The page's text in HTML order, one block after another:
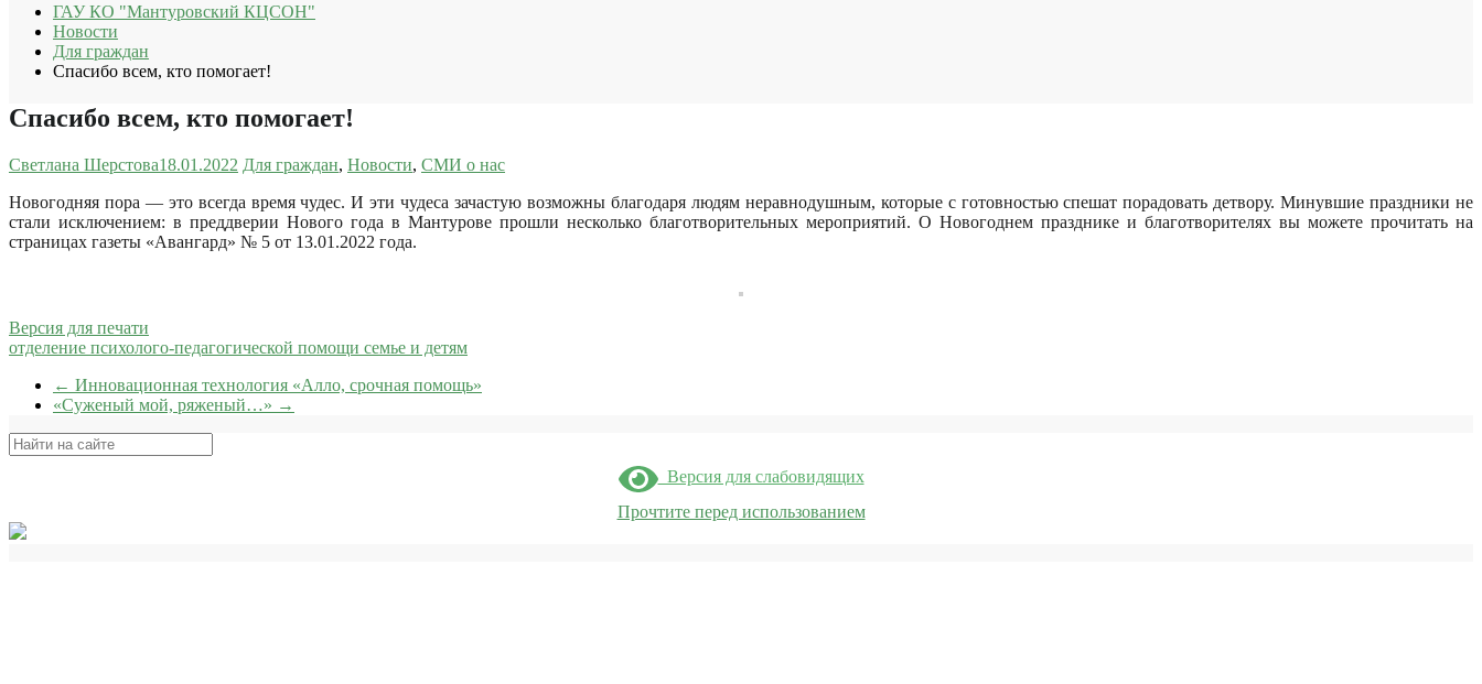
ГАУ КО "Мантуровский КЦСОН"
Новости
Для граждан
Спасибо всем, кто помогает!
Спасибо всем, кто помогает!
Светлана Шерстова18.01.2022 Для граждан, Новости, СМИ о нас
Новогодняя пора — это всегда время чудес. И эти чудеса зачастую возможны благодаря людям неравнодушным, которые с готовностью спешат порадовать детвору.Минувшие праздники не
стали исключением: в преддверии Нового года в Мантурове прошли несколько благотворительных мероприятий. О Новогоднем празднике и благотворителях вы можете прочитать на
страницах газеты «Авангард» № 5 от 13.01.2022 года.
Версия для печати
отделение психолого-педагогической помощи семье и детям
← Инновационная технология «Алло, срочная помощь»
«Суженый мой, ряженый…» →
Поиск
Версия для слабовидящих
Прочтите перед использованием